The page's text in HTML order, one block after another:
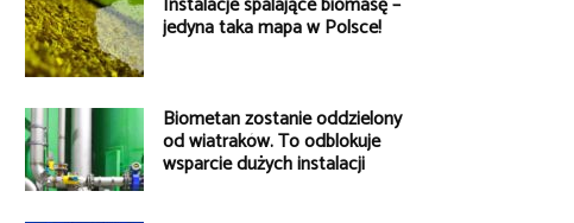
jedyna taka mapa w Polsce!
Biometan zostanie oddzielony
od wiatraków. To odblokuje
wsparcie dużych instalacji